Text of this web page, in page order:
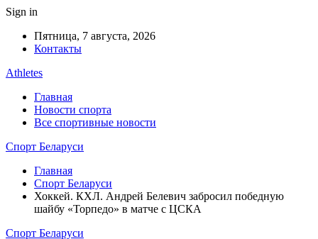
Sign in
Пятница, 7 августа, 2026
Контакты
Athletes
Главная
Новости спорта
Все спортивные новости
Спорт Беларуси
Главная
Спорт Беларуси
Хоккей. КХЛ. Андрей Белевич забросил победную
шайбу «Торпедо» в матче с ЦСКА
Спорт Беларуси